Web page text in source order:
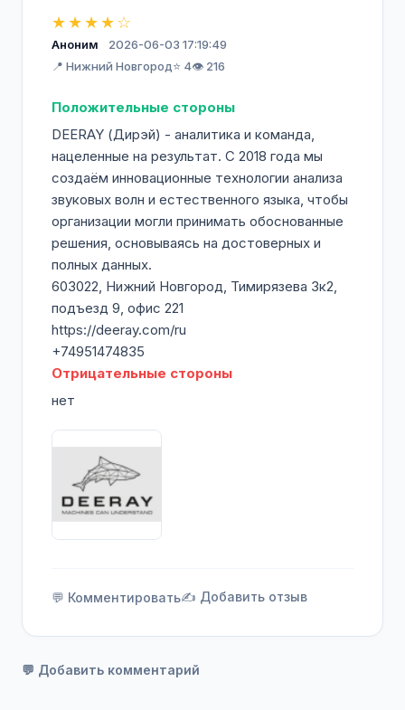
★★★★☆
Аноним
2026-06-03 17:19:49
📍 Нижний Новгород⭐ 4👁️ 216
Положительные стороны
DEERAY (Дирэй) - аналитика и команда,
нацеленные на результат. С 2018 года мы
создаём инновационные технологии анализа
звуковых волн и естественного языка, чтобы
организации могли принимать обоснованные
решения, основываясь на достоверных и
полных данных.
603022, Нижний Новгород, Тимирязева 3к2,
подъезд 9, офис 221
https://deeray.com/ru
+74951474835
Отрицательные стороны
нет
💬 Комментировать✍️ Добавить отзыв
💬 Добавить комментарий